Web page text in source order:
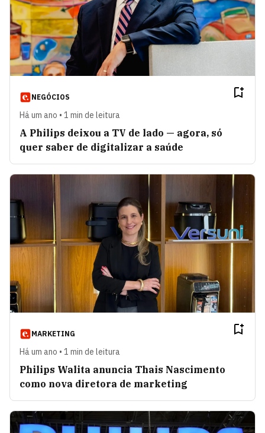
NEGÓCIOS
Há um ano • 1 min de leitura
A Philips deixou a TV de lado — agora, só
quer saber de digitalizar a saúde
MARKETING
Há um ano • 1 min de leitura
Philips Walita anuncia Thais Nascimento
como nova diretora de marketing